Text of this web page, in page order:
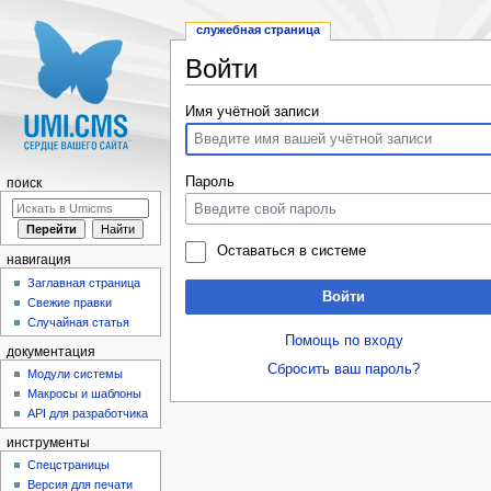
Войти
Имя учётной записи
Пароль
Оставаться в системе
Войти
Помощь по входу
Сбросить ваш пароль?
служебная страница
поиск
навигация
Заглавная страница
Свежие правки
Случайная статья
документация
Модули системы
Макросы и шаблоны
API для разработчика
инструменты
Спецстраницы
Версия для печати